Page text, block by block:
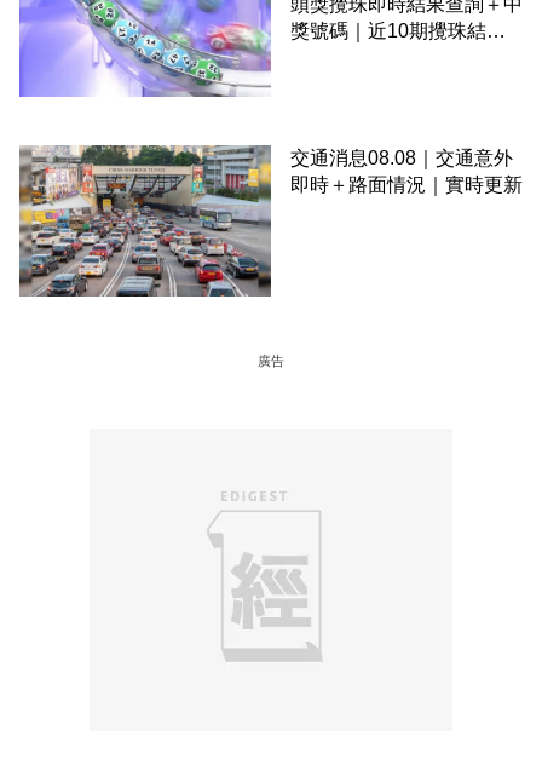
獎號碼｜近10期攪珠結果
交通消息08.08｜交通意外
即時＋路面情況｜實時更新
廣告